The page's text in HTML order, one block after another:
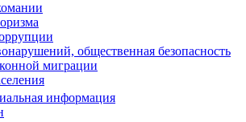
общественная безопасность
миграции
информация